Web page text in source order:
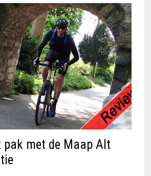
met de Maap Alt